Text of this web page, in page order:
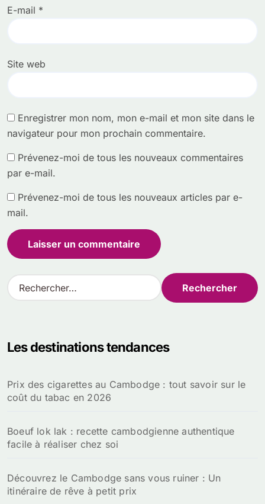
E-mail *
Site web
Enregistrer mon nom, mon e-mail et mon site dans le
navigateur pour mon prochain commentaire.
Prévenez-moi de tous les nouveaux commentaires
par e-mail.
Prévenez-moi de tous les nouveaux articles par e-
mail.
R
e
r
e
r
Les destinations tendances
Prix des cigarettes au Cambodge : tout savoir sur le
coût du tabac en 2026
Boeuf lok lak : recette cambodgienne authentique
facile à réaliser chez soi
Découvrez le Cambodge sans vous ruiner : Un
itinéraire de rêve à petit prix